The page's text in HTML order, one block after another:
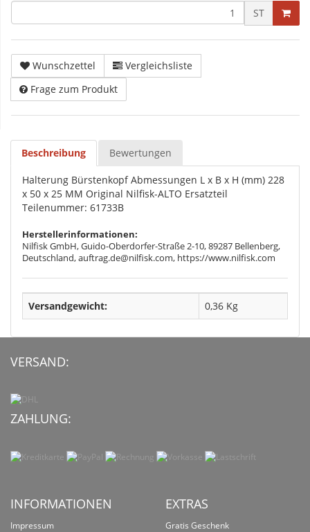
ST
Wunschzettel
Vergleichsliste
Frage zum Produkt
Beschreibung Bewertungen
Halterung Bürstenkopf Abmessungen L x B x H (mm) 228
x 50 x 25 MM Original Nilfisk-ALTO Ersatzteil
Teilenummer: 61733B
Herstellerinformationen:
Nilfisk GmbH, Guido-Oberdorfer-Straße 2-10, 89287 Bellenberg,
Deutschland, auftrag.de@nilfisk.com, https://www.nilfisk.com
Versandgewicht: 0,36 Kg
VERSAND:
ZAHLUNG:
INFORMATIONEN
Impressum
EXTRAS
Gratis Geschenk